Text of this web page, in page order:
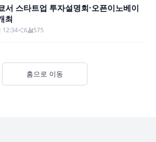
서 스타트업 투자설명회·오픈이노베이
최
12:34 6 575
홈으로 이동